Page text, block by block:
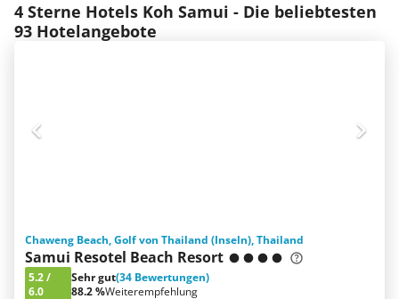
4 Sterne Hotels Koh Samui - Die beliebtesten
93 Hotelangebote
Chaweng Beach, Golf von Thailand (Inseln), Thailand
Samui Resotel Beach Resort
5.2/
6.0
Sehr gut(34 Bewertungen)
88.2 %Weiterempfehlung